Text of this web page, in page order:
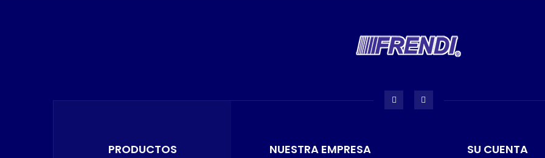
PRODUCTOS NUESTRA EMPRESA SU CUENTA